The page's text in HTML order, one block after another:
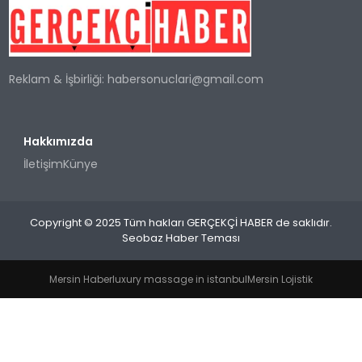
SPOR
TEKNOLOJI
YAŞAM
Reklam & İşbirliği:habersonuclari@gmail.com
Hakkımızda
İletişimKünye
Copyright © 2025 Tüm hakları GERÇEKÇİ HABER de saklıdır.
Seobaz Haber Teması
Mersin Haberluxury massage in istanbulMersin Lojistik